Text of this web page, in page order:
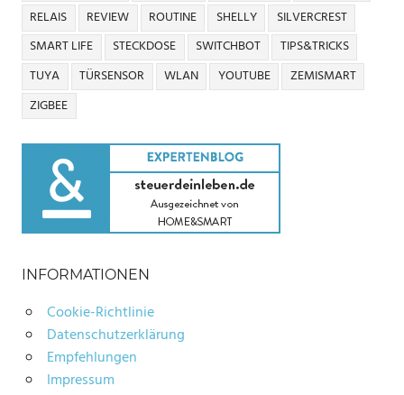
RELAIS
REVIEW ROUTINE SHELLY
SILVERCREST
SMART LIFE
STECKDOSE SWITCHBOT
TIPS&TRICKS
TUYA
TÜRSENSOR WLAN YOUTUBE
ZEMISMART
ZIGBEE
INFORMATIONEN
Cookie-Richtlinie
Datenschutzerklärung
Empfehlungen
Impressum